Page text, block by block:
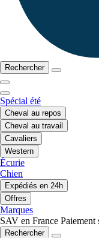
Rechercher
Spécial été
Cheval au repos
Cheval au travail
Cavaliers
Western
Écurie
Chien
Expédiés en 24h
Offres
Marques
SAV en France Paiement
Rechercher